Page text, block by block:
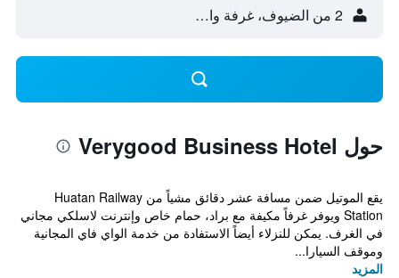
2 من الضيوف، غرفة واحدة
حول Verygood Business Hotel
يقع الموتيل ضمن مسافة عشر دقائق مشياً من Huatan Railway
Station ويوفر غرفاً مكيفة مع براد، حمام خاص وإنترنت لاسلكي مجاني
في الغرف. يمكن للنزلاء أيضاً الاستفادة من خدمة الواي فاي المجانية
وموقف السيارا...
المزيد